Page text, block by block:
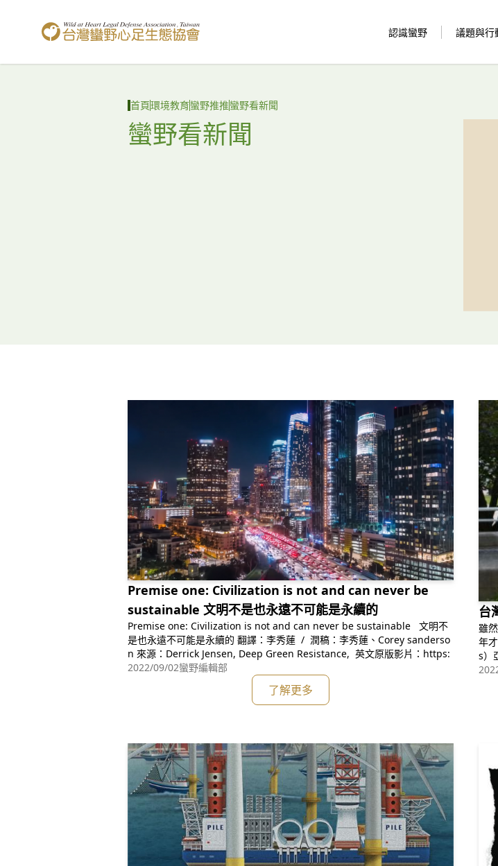
台灣蠻野心足生態協會
認識蠻野 議題與行
首頁環境教育蠻野推推蠻野看新聞
蠻野看新聞
Premise one: Civilization is not and can never be
sustainable 文明不是也永遠不可能是永續的
Premise one: Civilization is not and can never be sustainable 文明不
是也永遠不可能是永續的 翻譯：李秀蓮 / 潤稿：李秀蓮、Corey sanderso
n 來源：Derrick Jensen, Deep Green Resistance, 英文原版影片：https:
2022/09/02蠻野編輯部
了解更多
台
雖
年
s）
豚
處
到